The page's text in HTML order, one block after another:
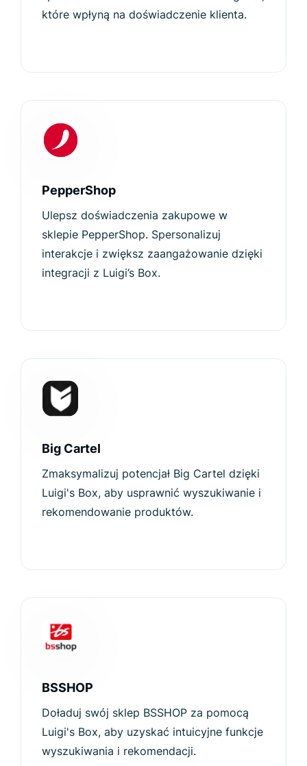
które wpłyną na doświadczenie klienta.
PepperShop
Ulepsz doświadczenia zakupowe w
sklepie PepperShop. Spersonalizuj
interakcje i zwiększ zaangażowanie dzięki
integracji z Luigi’s Box.
Big Cartel
Zmaksymalizuj potencjał Big Cartel dzięki
Luigi's Box, aby usprawnić wyszukiwanie i
rekomendowanie produktów.
BSSHOP
Doładuj swój sklep BSSHOP za pomocą
Luigi's Box, aby uzyskać intuicyjne funkcje
wyszukiwania i rekomendacji.